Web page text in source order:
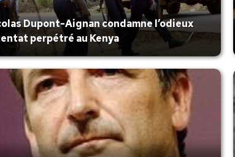
Dupont-Aignan condamne l’odieux
perpétré au Kenya